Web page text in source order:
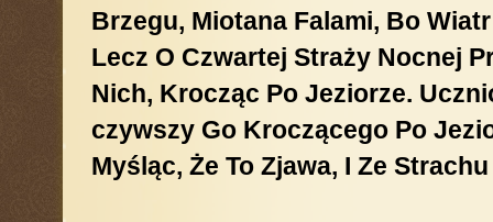
Brzegu, Mio­tana Falami, Bo
Lecz O Czwartej Straży Noc­nej
Nich, Krocząc Po Jeziorze.
Czywszy Go Kroczącego Po
Myśląc, Że To Zjawa, I Ze